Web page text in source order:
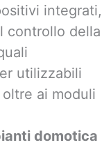
integrati,
controllo della
utilizzabili
ai moduli
domotica